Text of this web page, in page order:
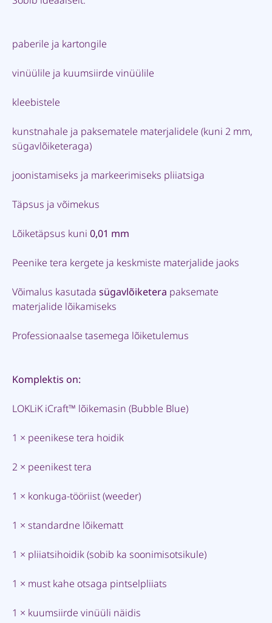
paberile ja kartongile
vinüülile ja kuumsiirde vinüülile
kleebistele
kunstnahale ja paksematele materjalidele (kuni 2 mm,
sügavlõiketeraga)
joonistamiseks ja markeerimiseks pliiatsiga
Täpsus ja võimekus
Lõiketäpsus kuni 0,01 mm
Peenike tera kergete ja keskmiste materjalide jaoks
Võimalus kasutada sügavlõiketera paksemate
materjalide lõikamiseks
Professionaalse tasemega lõiketulemus
Komplektis on:
LOKLiK iCraft™ lõikemasin (Bubble Blue)
1 × peenikese tera hoidik
2 × peenikest tera
1 × konkuga-tööriist (weeder)
1 × standardne lõikematt
1 × pliiatsihoidik (sobib ka soonimisotsikule)
1 × must kahe otsaga pintselpliiats
1 × kuumsiirde vinüüli näidis